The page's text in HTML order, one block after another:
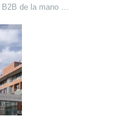
de la mano de